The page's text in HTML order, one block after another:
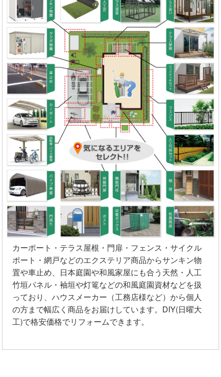
カーポート・テラス屋根・門扉・フェンス・サイクル
ポート・網戸などのエクステリア商品からサンキン物
置や車止め、日本庭園や和風家屋にも合う天然・人工
竹垣パネル・袖垣や灯篭などの和風庭園資材などを扱
っており、ハウスメーカー（工務店様など）から個人
の方まで幅広く商品をお届けしています。DIY(日曜大
工)で格安価格でリフォームできます。